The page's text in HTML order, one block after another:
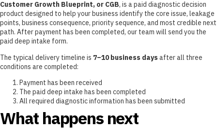
Customer Growth Blueprint, or CGB, is a paid diagnostic decision
product designed to help your business identify the core issue, leakage
points, business consequence, priority sequence, and most credible next
path. After payment has been completed, our team will send you the
paid deep intake form.
The typical delivery timeline is 7–10 business daysafter all three
conditions are completed:
Payment has been received
The paid deep intake has been completed
All required diagnostic information has been submitted
What happens next